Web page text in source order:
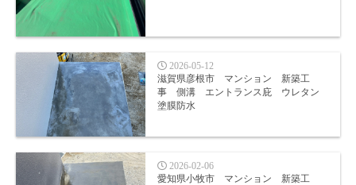
2026-05-12
滋賀県彦根市 マンション 新築工
事 側溝 エントランス庇 ウレタン
塗膜防水
2026-02-06
愛知県小牧市 マンション 新築工